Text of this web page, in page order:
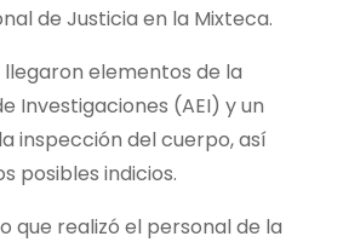
de Justicia en la Mixteca.
llegaron elementos de la
Investigaciones (AEI) y un
inspección del cuerpo, así
posibles indicios.
que realizó el personal de la